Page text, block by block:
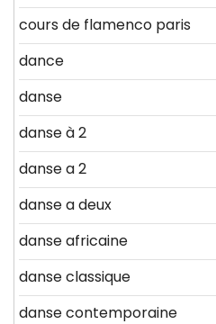
cours de flamenco paris
dance
danse
danse à 2
danse a 2
danse a deux
danse africaine
danse classique
danse contemporaine